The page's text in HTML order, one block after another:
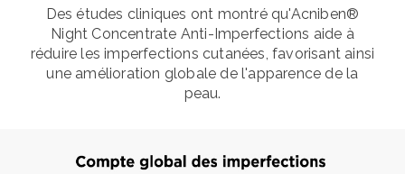
Des études cliniques ont montré qu'Acniben®
Night Concentrate Anti-Imperfections aide à
réduire les imperfections cutanées, favorisant ainsi
une amélioration globale de l'apparence de la
peau.